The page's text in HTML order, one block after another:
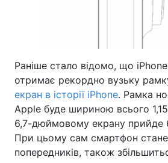
Раніше стало відомо, що
отримає рекордно вузьку
екран в історії iPhone. Рамка
Apple буде шириною всього
6,7-дюймовому екрану
При цьому сам смартфон
попередників, також